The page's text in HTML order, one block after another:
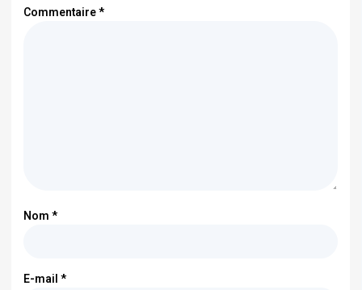
Commentaire*
Nom*
E-mail*